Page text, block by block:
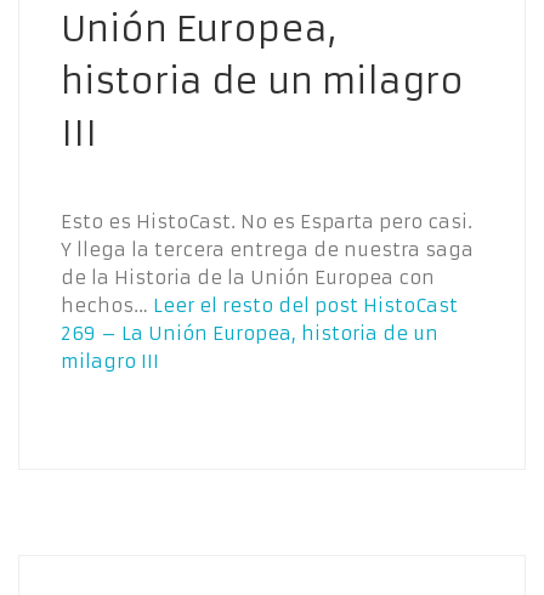
Unión Europea,
historia de un milagro
III
Esto es HistoCast. No es Esparta pero casi.
Y llega la tercera entrega de nuestra saga
de la Historia de la Unión Europea con
hechos… Leer el resto del post HistoCast
269 – La Unión Europea, historia de un
milagro III